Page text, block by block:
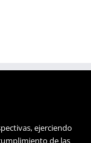
ejerciendo
de las